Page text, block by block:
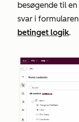
besøgende til
svar i
betinget logik.